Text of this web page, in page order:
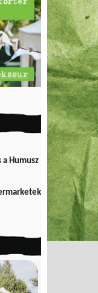
Humusz